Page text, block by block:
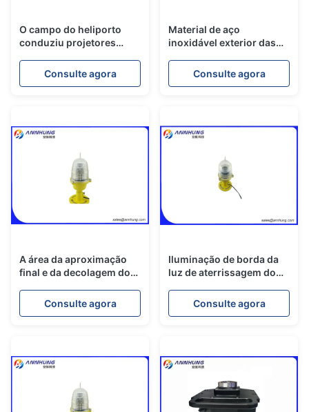
O campo do heliporto
conduziu projetores
obstrução para a
iluminação
Consulte agora
Material de aço
inoxidável exterior das
heliporto do controlador
Consulte agora
A área da aproximação
final e da decolagem do
aterrissagem do
heliporto (FATO) ilumina-
Consulte agora
Iluminação de borda da
luz de aterrissagem do
10W e da pista de
decolagem do heliporto –
Consulte agora